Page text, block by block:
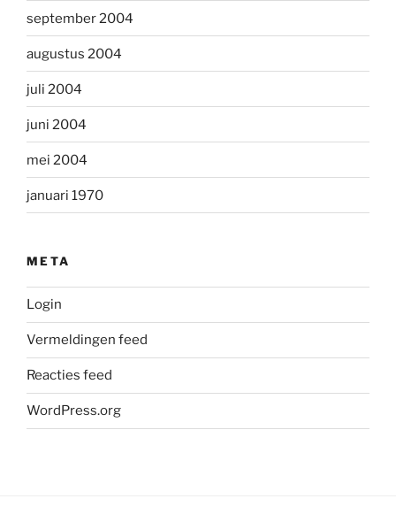
september 2004
augustus 2004
juli 2004
juni 2004
mei 2004
januari 1970
META
Login
Vermeldingen feed
Reacties feed
WordPress.org